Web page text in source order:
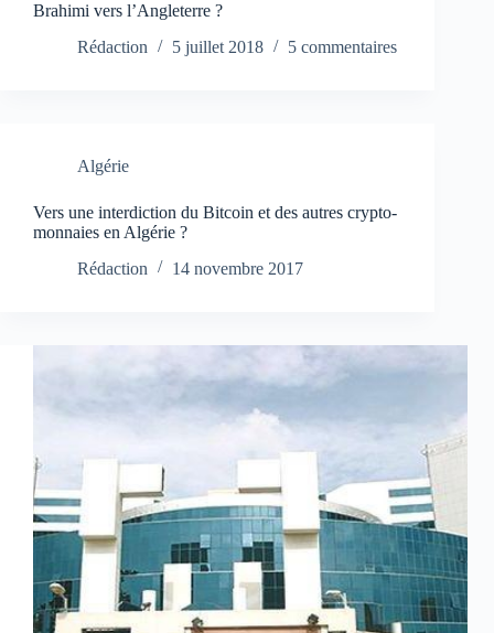
Brahimi vers l’Angleterre ?
Rédaction
5 juillet 2018 5 commentaires
Algérie
Vers une interdiction du Bitcoin et des autres crypto-
monnaies en Algérie ?
Rédaction
14 novembre 2017